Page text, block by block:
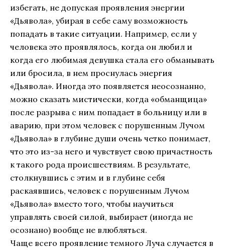
избегать, не допуская проявления энергии
«Дьявола», убирая в себе саму возможность
попадать в такие ситуации. Например, если у
человека это проявлялось, когда он любил и
когда его любимая девушка стала его обманывать
или бросила, в нем проснулась энергия
«Дьявола». Иногда это появляется неосознанно,
можно сказать мистически, когда «обманщица»
после разрыва с ним попадает в больницу или в
аварию, при этом человек с порушенным Лучом
«Дьявола» в глубине души очень четко понимает,
что это из-за него и чувствует свою причастность
к такого рода происшествиям. В результате,
столкнувшись с этим и в глубине себя
раскаявшись, человек с порушенным Лучом
«Дьявола» вместо того, чтобы научиться
управлять своей силой, выбирает (иногда не
осознано) вообще не влюбляться.
Чаще всего проявление темного Луча случается в